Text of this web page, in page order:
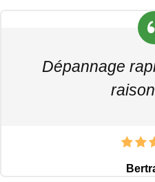
Dépannage